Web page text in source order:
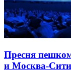
Пресня
и Москва-Сити